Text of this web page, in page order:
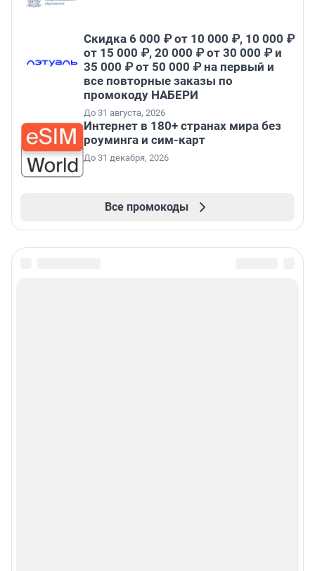
Скидка 6 000 ₽ от 10 000 ₽, 10 000 ₽
от 15 000 ₽, 20 000 ₽ от 30 000 ₽ и
35 000 ₽ от 50 000 ₽ на первый и
все повторные заказы по
промокоду НАБЕРИ
До 31 августа, 2026
Интернет в 180+ странах мира без
роуминга и сим-карт
До 31 декабря, 2026
Все промокоды